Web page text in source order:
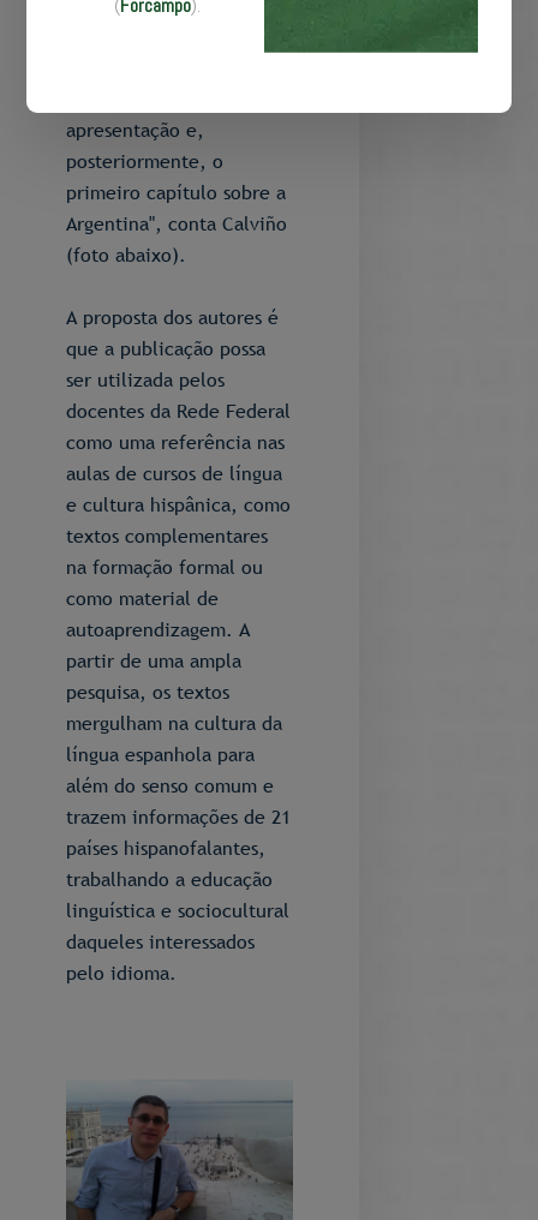
apresentação e,
posteriormente, o
primeiro capítulo sobre a
Argentina", conta Calviño
(foto abaixo).
A proposta dos autores é
que a publicação possa
ser utilizada pelos
docentes da Rede Federal
como uma referência nas
aulas de cursos de língua
e cultura hispânica, como
textos complementares
na formação formal ou
como material de
autoaprendizagem. A
partir de uma ampla
pesquisa, os textos
mergulham na cultura da
língua espanhola para
além do senso comum e
trazem informações de 21
países hispanofalantes,
trabalhando a educação
linguística e sociocultural
daqueles interessados
pelo idioma.
(Forcampo).